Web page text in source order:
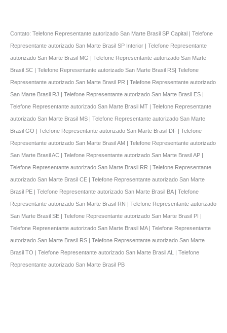
Contato: Telefone Representante autorizado San Marte Brasil SP Capital | Telefone
Representante autorizado San Marte Brasil SP Interior | Telefone Representante
autorizado San Marte Brasil MG | Telefone Representante autorizado San Marte
Brasil SC | Telefone Representante autorizado San Marte Brasil RS| Telefone
Representante autorizado San Marte Brasil PR | Telefone Representante autorizado
San Marte Brasil RJ | Telefone Representante autorizado San Marte Brasil ES |
Telefone Representante autorizado San Marte Brasil MT | Telefone Representante
autorizado San Marte Brasil MS | Telefone Representante autorizado San Marte
Brasil GO | Telefone Representante autorizado San Marte Brasil DF | Telefone
Representante autorizado San Marte Brasil AM | Telefone Representante autorizado
San Marte Brasil AC | Telefone Representante autorizado San Marte Brasil AP |
Telefone Representante autorizado San Marte Brasil RR | Telefone Representante
autorizado San Marte Brasil CE | Telefone Representante autorizado San Marte
Brasil PE | Telefone Representante autorizado San Marte Brasil BA | Telefone
Representante autorizado San Marte Brasil RN | Telefone Representante autorizado
San Marte Brasil SE | Telefone Representante autorizado San Marte Brasil PI |
Telefone Representante autorizado San Marte Brasil MA | Telefone Representante
autorizado San Marte Brasil RS | Telefone Representante autorizado San Marte
Brasil TO | Telefone Representante autorizado San Marte Brasil AL | Telefone
Representante autorizado San Marte Brasil PB